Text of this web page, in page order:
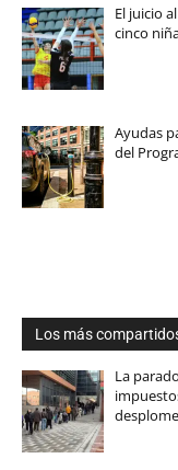
El juicio
cinco
Ayudas
del
Los más
La